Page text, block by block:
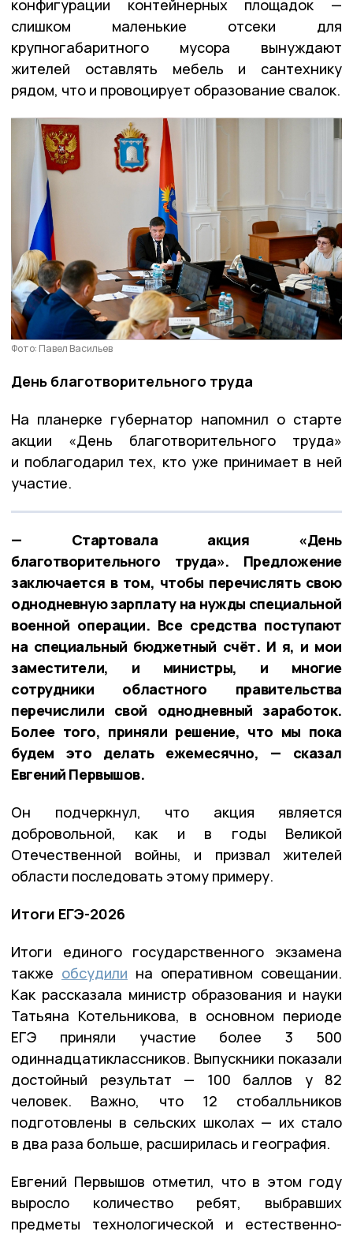
конфигурации контейнерных площадок —
слишком маленькие отсеки для
крупногабаритного мусора вынуждают
жителей оставлять мебель и сантехнику
рядом, что и провоцирует образование свалок.
Фото: Павел Васильев
День благотворительного труда
На планерке губернатор напомнил о старте
акции «День благотворительного труда»
и поблагодарил тех, кто уже принимает в ней
участие.
— Стартовала акция «День
благотворительного труда». Предложение
заключается в том, чтобы перечислять свою
однодневную зарплату на нужды специальной
военной операции. Все средства поступают
на специальный бюджетный счёт. И я, и мои
заместители, и министры, и многие
сотрудники областного правительства
перечислили свой однодневный заработок.
Более того, приняли решение, что мы пока
будем это делать ежемесячно, — сказал
Евгений Первышов.
Он подчеркнул, что акция является
добровольной, как и в годы Великой
Отечественной войны, и призвал жителей
области последовать этому примеру.
Итоги ЕГЭ-2026
Итоги единого государственного экзамена
также обсудили на оперативном совещании.
Как рассказала министр образования и науки
Татьяна Котельникова, в основном периоде
ЕГЭ приняли участие более 3 500
одиннадцатиклассников. Выпускники показали
достойный результат — 100 баллов у 82
человек. Важно, что 12 стобалльников
подготовлены в сельских школах — их стало
в два раза больше, расширилась и география.
Евгений Первышов отметил, что в этом году
выросло количество ребят, выбравших
предметы технологической и естественно-